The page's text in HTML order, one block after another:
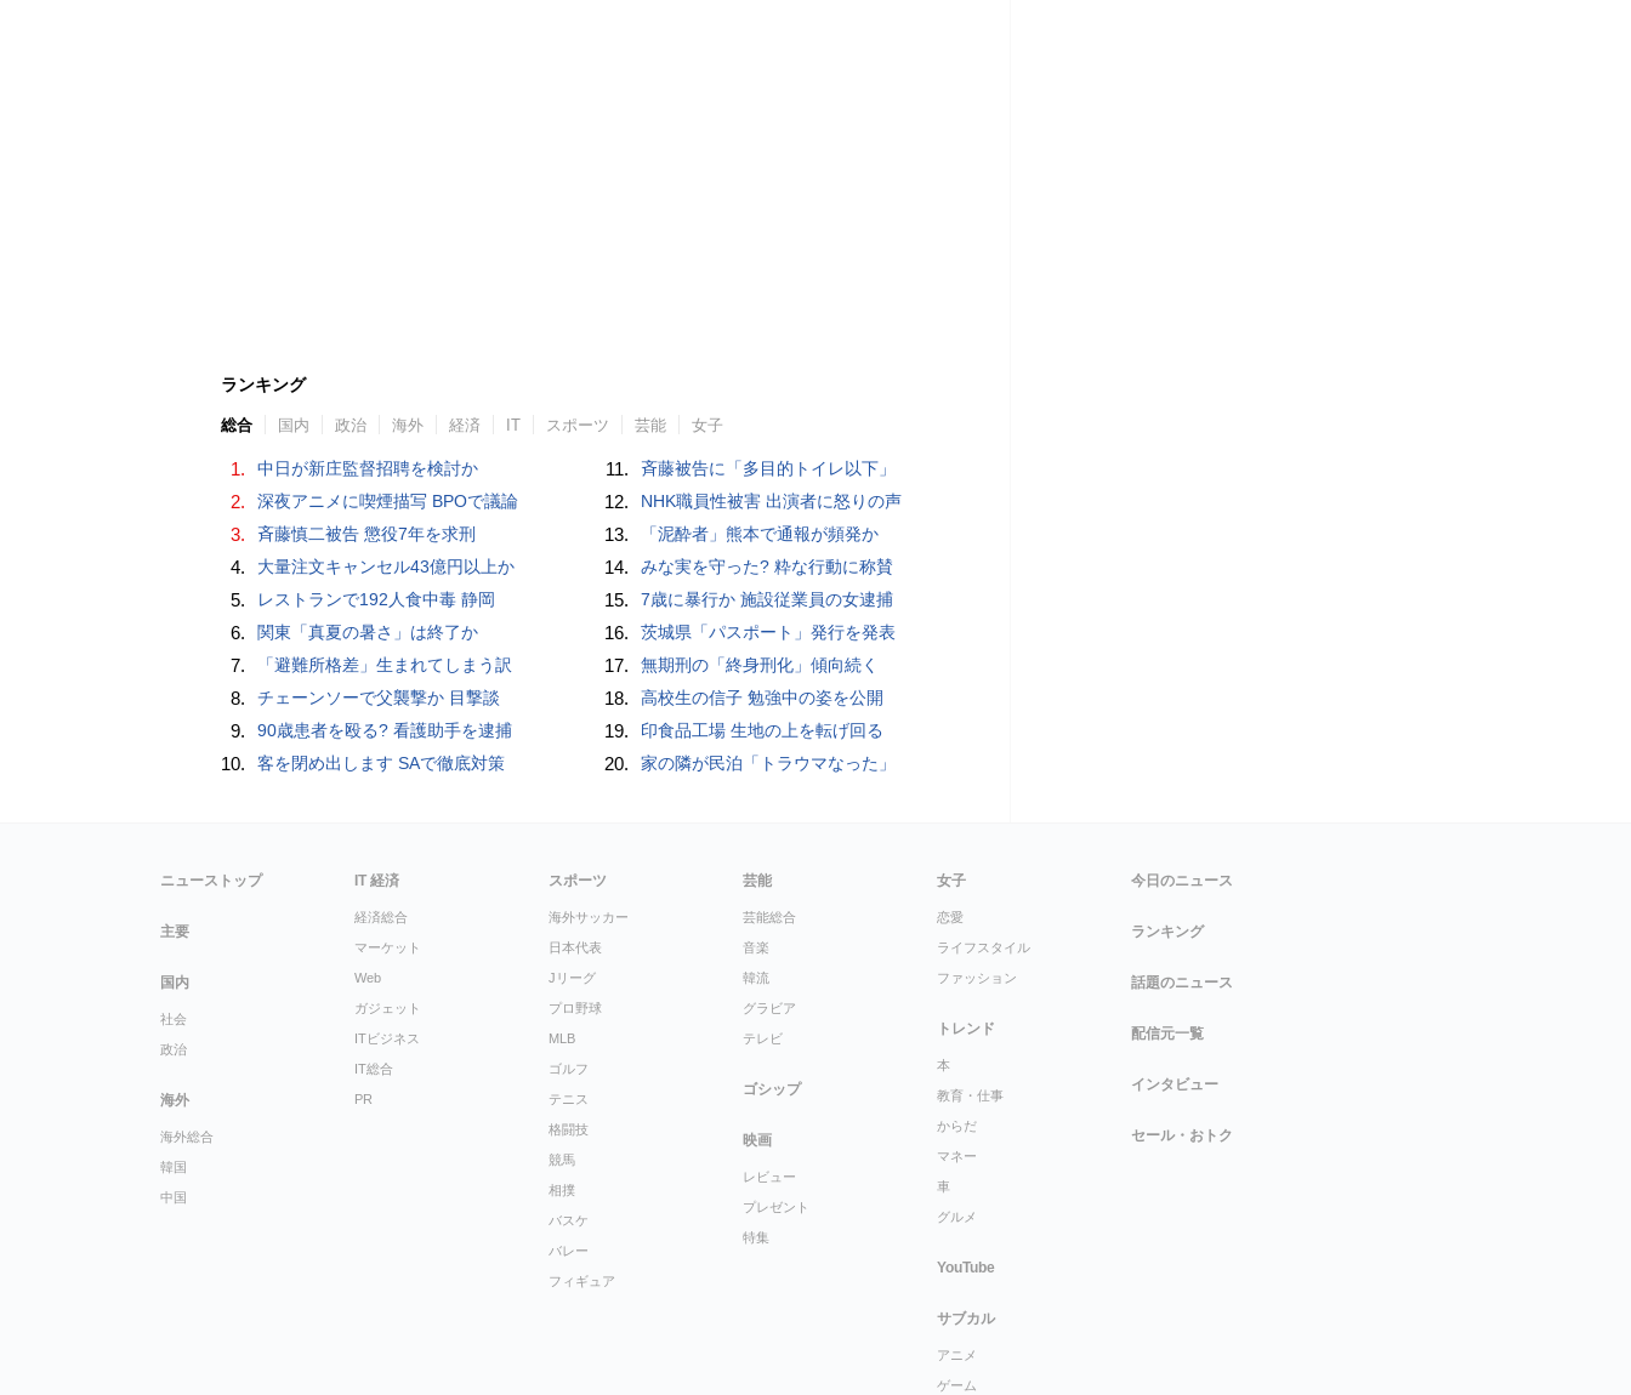
ランキング
総合 国内 政治 海外 経済 IT スポーツ 芸能 女子
1. 中日が新庄監督招聘を検討か
2. 深夜アニメに喫煙描写 BPOで議論
3. 斉藤慎二被告 懲役7年を求刑
4. 大量注文キャンセル43億円以上か
5. レストランで192人食中毒 静岡
6. 関東「真夏の暑さ」は終了か
7. 「避難所格差」生まれてしまう訳
8. チェーンソーで父襲撃か 目撃談
9. 90歳患者を殴る? 看護助手を逮捕
10. 客を閉め出します SAで徹底対策
11. 斉藤被告に「多目的トイレ以下」
12. NHK職員性被害 出演者に怒りの声
13. 「泥酔者」熊本で通報が頻発か
14. みな実を守った? 粋な行動に称賛
15. 7歳に暴行か 施設従業員の女逮捕
16. 茨城県「パスポート」発行を発表
17. 無期刑の「終身刑化」傾向続く
18. 高校生の信子 勉強中の姿を公開
19. 印食品工場 生地の上を転げ回る
20. 家の隣が民泊「トラウマなった」
ニューストップ
主要
国内
社会
政治
海外
海外総合
韓国
中国
IT 経済
経済総合
マーケット
Web
ガジェット
ITビジネス
IT総合
PR
スポーツ
海外サッカー
日本代表
Jリーグ
プロ野球
MLB
ゴルフ
テニス
格闘技
競馬
相撲
バスケ
バレー
フィギュア
芸能
芸能総合
音楽
韓流
グラビア
テレビ
ゴシップ
映画
レビュー
プレゼント
特集
女子
恋愛
ライフスタイル
ファッション
トレンド
本
教育・仕事
からだ
マネー
車
グルメ
YouTube
サブカル
アニメ
ゲーム
今日のニュース
ランキング
話題のニュース
配信元一覧
インタビュー
セール・おトク